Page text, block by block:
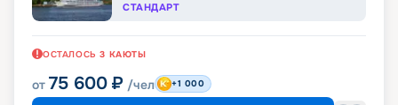
СТАНДАРТ
ОСТАЛОСЬ 3 КАЮТЫ
от 75 600 ₽ /чел +1 000